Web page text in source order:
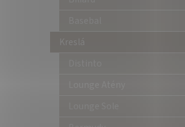
Kreslá